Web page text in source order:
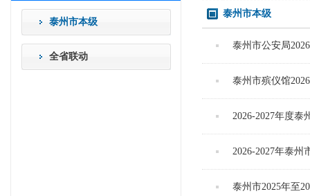
泰州市本级
全省联动
泰州市本级
泰州市公安局
泰州市殡仪馆
2026-2027年度
2026-2027年泰
泰州市2025年至